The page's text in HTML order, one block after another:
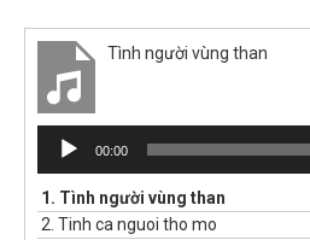
Tình người vùng than
Trình
phát
âm
thanh
00:00
1. Tình người vùng than
2. Tinh ca nguoi tho mo